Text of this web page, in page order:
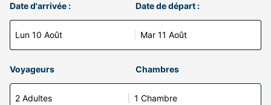
Date d'arrivée :
Lun 10 Août
Date de départ :
Mar 11 Août
Voyageurs Chambres
2 Adultes 1 Chambre